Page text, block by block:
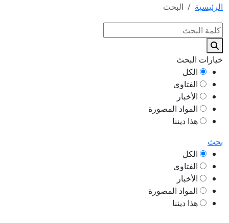
الرئيسية البحث
خيارات البحث
الكل
الفتاوى
الأخبار
المواد المصورة
هذا ديننا
بحث
الكل
الفتاوى
الأخبار
المواد المصورة
هذا ديننا